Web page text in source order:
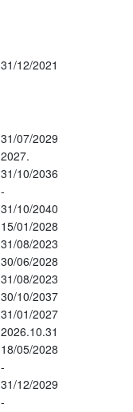
31/12/2021
31/07/2029
2027.
31/10/2036
-
31/10/2040
15/01/2028
31/08/2023
30/06/2028
31/08/2023
30/10/2037
31/01/2027
2026.10.31
18/05/2028
-
31/12/2029
-